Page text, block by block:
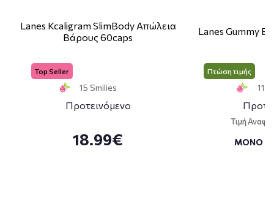
Lanes Kcaligram SlimBody Απώλεια
Βάρους 60caps
Top Seller
15 Smilies
Προτεινόμενο
18.99€
Lanes Gummy
Πτώση τιμής
11
Τιμή
ΜΟΝΟ